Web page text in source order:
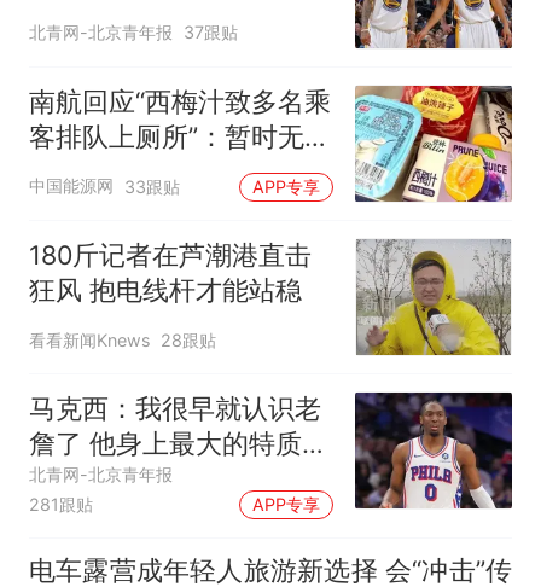
得现在的成就
北青网-北京青年报 37跟贴
南航回应“西梅汁致多名乘
客排队上厕所”：暂时无法
核查是否发放西梅汁
中国能源网 33跟贴 APP专享
180斤记者在芦潮港直击
狂风 抱电线杆才能站稳
看看新闻Knews 28跟贴
马克西：我很早就认识老
詹了 他身上最大的特质就
是谦逊
北青网-北京青年报
281跟贴
APP专享
电车露营成年轻人旅游新选择 会“冲击”传